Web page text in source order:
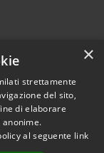
2026 • Comune di
×
strettamente
del sito,
di elaborare
al seguente link